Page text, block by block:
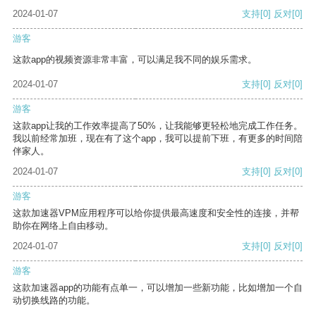
2024-01-07
支持[0] 反对[0]
游客
这款app的视频资源非常丰富，可以满足我不同的娱乐需求。
2024-01-07 支持[0] 反对[0]
游客
这款app让我的工作效率提高了50%，让我能够更轻松地完成工作任务。
我以前经常加班，现在有了这个app，我可以提前下班，有更多的时间陪
伴家人。
2024-01-07
支持[0] 反对[0]
游客
这款加速器VPM应用程序可以给你提供最高速度和安全性的连接，并帮
助你在网络上自由移动。
2024-01-07
支持[0] 反对[0]
游客
这款加速器app的功能有点单一，可以增加一些新功能，比如增加一个自
动切换线路的功能。